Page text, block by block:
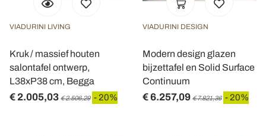
VIADURINI LIVING
Kruk / massief houten
salontafel ontwerp,
L38xP38 cm, Begga
€ 2.005,03 € 2.506,29 - 20%
VIADURINI DESIGN
Modern design glazen
bijzettafel en Solid Surface
Continuum
€ 6.257,09 € 7.821,36 - 20%